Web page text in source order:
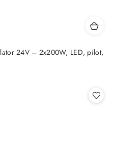
24V – 2x200W, LED, pilot,